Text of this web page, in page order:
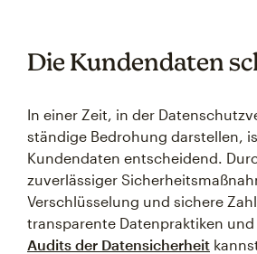
Die Kundendaten
In einer Zeit, in der
ständige Bedrohung darstellen,
Kundendaten entscheidend.
zuverlässiger
Verschlüsselung und sichere
transparente Datenpraktiken
Audits der Datensicherheit